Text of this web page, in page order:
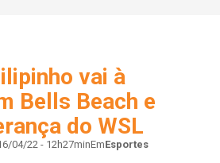
vai à
Bells Beach e
do WSL
04/22 - 12h27minEmEsportes